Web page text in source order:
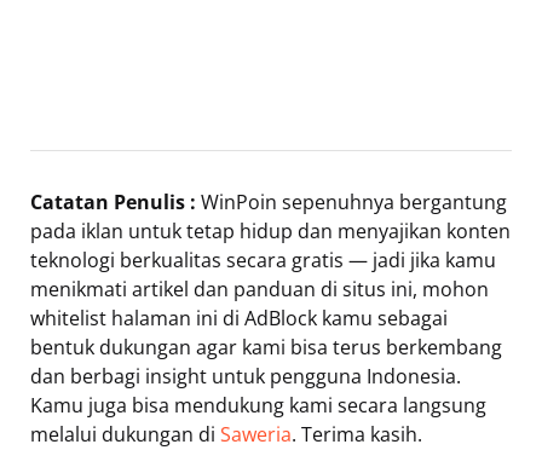
Catatan Penulis : WinPoin sepenuhnya bergantung
pada iklan untuk tetap hidup dan menyajikan konten
teknologi berkualitas secara gratis — jadi jika kamu
menikmati artikel dan panduan di situs ini, mohon
whitelist halaman ini di AdBlock kamu sebagai
bentuk dukungan agar kami bisa terus berkembang
dan berbagi insight untuk pengguna Indonesia.
Kamu juga bisa mendukung kami secara langsung
melalui dukungan di Saweria. Terima kasih.